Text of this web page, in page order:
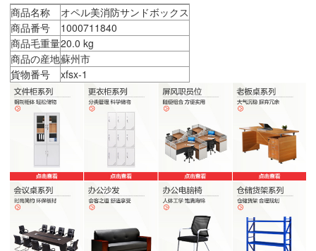
商品名称
オペル美消防サンドボックス
商品番号
1000711840
商品毛重量20.0 kg
商品の産地蘇州市
貨物番号
xfsx-1